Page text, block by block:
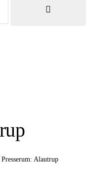
Presserum: Alautrup